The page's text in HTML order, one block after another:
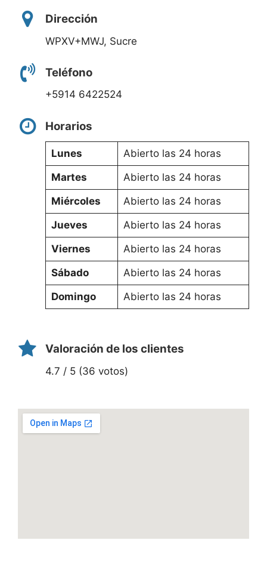
Dirección
WPXV+MWJ, Sucre
Teléfono
+5914 6422524
Horarios
Lunes
Abierto las 24 horas
Martes
Abierto las 24 horas
Miércoles
Abierto las 24 horas
Jueves
Abierto las 24 horas
Viernes
Abierto las 24 horas
Sábado
Abierto las 24 horas
Domingo
Abierto las 24 horas
Valoración de los clientes
4.7 / 5 (36 votos)